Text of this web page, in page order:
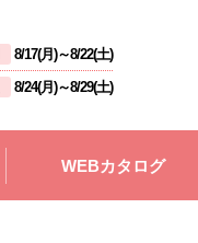
8/17(月)～8/22(土)
8/24(月)～8/29(土)
WEBカタログ